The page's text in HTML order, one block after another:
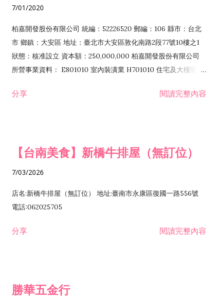
7/01/2020
柏嘉開發股份有限公司 統編：52226520 郵編：106 縣市：台北
市 鄉鎮：大安區 地址：臺北市大安區敦化南路2段77號10樓之1
狀態：核准設立 資本額：250,000,000 柏嘉開發股份有限公司
所營事業資料： E801010 室內裝潢業 H701010 住宅及大樓開發
發業 H703090 不動產買賣業 H703100 不動產租賃業 I503010
分享 閱讀完整內容
【台南美食】新橋牛排屋（無訂位）
7/03/2026
店名:新橋牛排屋（無訂位） 地址:臺南市永康區復國一路556號
電話:062025705
分享 閱讀完整內容
勝華五金行